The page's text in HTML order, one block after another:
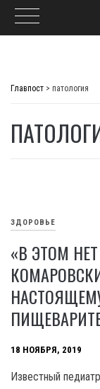
Главпост > патология
ЗДОРОВЬЕ
«В ЭТОМ
18 НОЯБРЯ, 2019
Известный